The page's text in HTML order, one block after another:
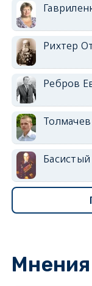
Рихтер
Ребров
Мнения